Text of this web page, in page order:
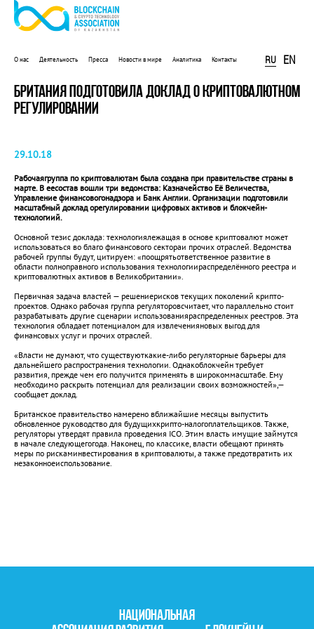
О нас Деятельность Пресса Новости в мире Аналитика Контакты RU EN
БРИТАНИЯ ПОДГОТОВИЛА ДОКЛАД О КРИПТОВАЛЮТНОМ
РЕГУЛИРОВАНИИ
29.10.18
Рабочаягруппа по криптовалютам была создана при правительстве страны в
марте. В еесостав вошли три ведомства: Казначейство Её Величества,
Управление финансовогонадзора и Банк Англии. Организации подготовили
масштабный доклад орегулировании цифровых активов и блокчейн-
технологиий.
Основной тезис доклада: технологиялежащая в основе криптовалют может
использоваться во благо финансового сектораи прочих отраслей. Ведомства
рабочей группы будут, цитируем: «поощрятьответственное развитие в
области полноправного использования технологиираспределённого реестра и
криптовалютных активов в Великобритании».
Первичная задача властей — решениерисков текущих поколений крипто-
проектов. Однако рабочая группа регуляторовсчитает, что параллельно стоит
разрабатывать другие сценарии использованияраспределенных реестров. Эта
технология обладает потенциалом для извлеченияновых выгод для
финансовых услуг и прочих отраслей.
«Власти не думают, что существуюткакие-либо регуляторные барьеры для
дальнейшего распространения технологии. Однакоблокчейн требует
развития, прежде чем его получится применять в широкоммасштабе. Ему
необходимо раскрыть потенциал для реализации своих возможностей»,—
сообщает доклад.
Британское правительство намерено вближайшие месяцы выпустить
обновленное руководство для будущихкрипто-налогоплательщиков. Также,
регуляторы утвердят правила проведения ICO. Этим власть имущие займутся
в начале следующегогода. Наконец, по классике, власти обещают принять
меры по рискаминвестирования в криптовалюты, а также предотвратить их
незаконноеиспользование.
НАЦИОНАЛЬНАЯ